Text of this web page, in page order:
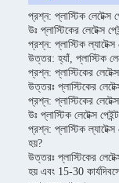
প্রশ্ন: প্লাস্টিক লেটেক্স
উঃ প্লাস্টিকের লেটেক্স
প্রশ্ন: প্লাস্টিক ল্যাটেক্স
উত্তর: হ্যাঁ, প্লাস্টিক
প্রশ্ন: প্লাস্টিকের
উত্তরঃ প্লাস্টিকের
প্রশ্ন: প্লাস্টিকের
উঃ প্লাস্টিক লেটেক্স
প্রশ্ন: প্লাস্টিক
হয়?
উত্তরঃ প্লাস্টিকের
হয় এবং 15-30